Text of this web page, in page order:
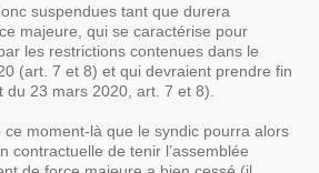
suspendues tant que durera
majeure, qui se caractérise pour
les restrictions contenues dans le
(art. 7 et 8) et qui devraient prendre fin
du 23 mars 2020, art. 7 et 8).
ce moment-là que le syndic pourra alors
contractuelle de tenir l’assemblée